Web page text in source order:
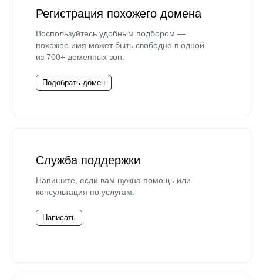
Регистрация похожего домена
Воспользуйтесь удобным подбором —
похожее имя может быть свободно в одной
из 700+ доменных зон.
Подобрать домен
Служба поддержки
Напишите, если вам нужна помощь или
консультация по услугам.
Написать